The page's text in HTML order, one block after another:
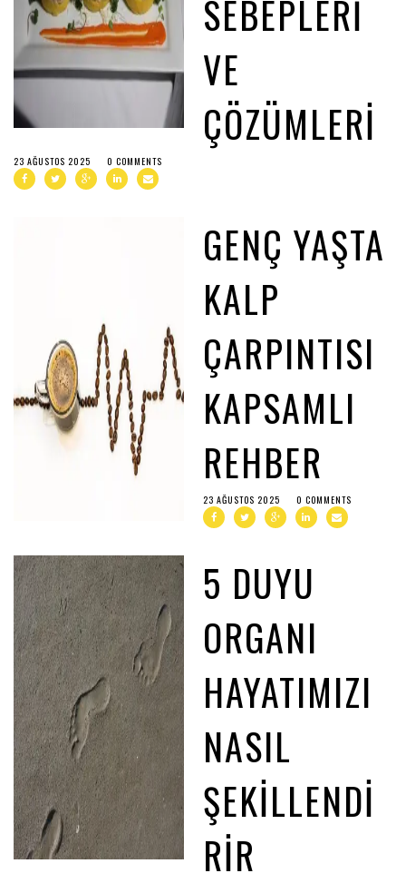
SEBEPLERI
VE
ÇÖZÜMLERI
23 AĞUSTOS 2025 0 COMMENTS
GENÇ YAŞTA
KALP
ÇARPINTISI
KAPSAMLI
REHBER
23 AĞUSTOS 2025 0 COMMENTS
5 DUYU
ORGANI
HAYATIMIZI
NASIL
ŞEKILLENDI
RIR